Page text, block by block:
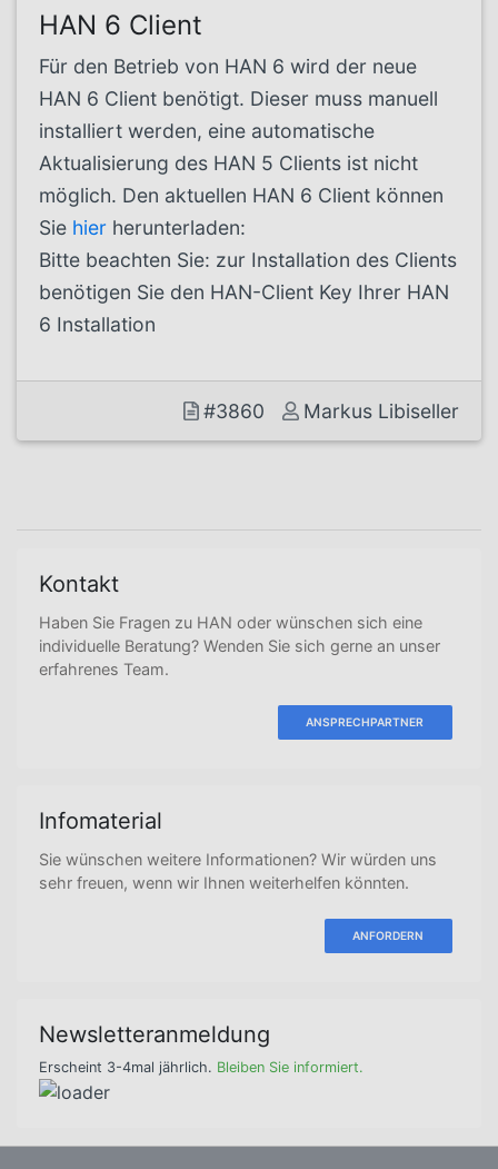
HAN 6 Client
Für den Betrieb von HAN 6 wird der neue
HAN 6 Client benötigt. Dieser muss manuell
installiert werden, eine automatische
Aktualisierung des HAN 5 Clients ist nicht
möglich. Den aktuellen HAN 6 Client können
Sie hier herunterladen:
Bitte beachten Sie: zur Installation des Clients
benötigen Sie den HAN-Client Key Ihrer HAN
6 Installation
#3860 Markus Libiseller
Kontakt
Haben Sie Fragen zu HAN oder wünschen sich eine
individuelle Beratung? Wenden Sie sich gerne an unser
erfahrenes Team.
ANSPRECHPARTNER
Infomaterial
Sie wünschen weitere Informationen? Wir würden uns
sehr freuen, wenn wir Ihnen weiterhelfen könnten.
ANFORDERN
Newsletteranmeldung
Erscheint 3-4mal jährlich. Bleiben Sie informiert.